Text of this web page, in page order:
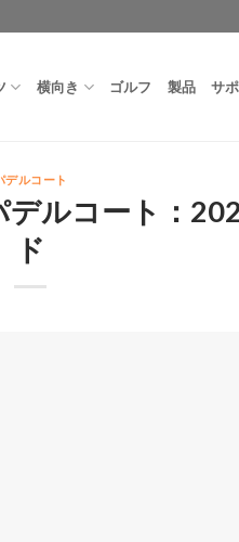
横向き ゴルフ 製品 サ
デルコート
ルコート：
ド